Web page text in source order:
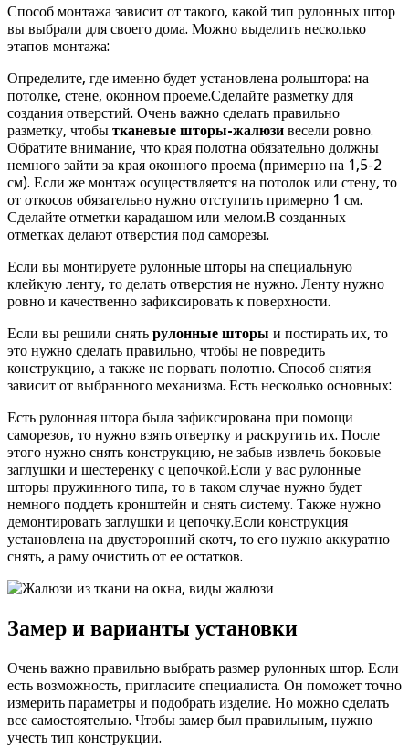
Способ монтажа зависит от такого, какой тип рулонных штор
вы выбрали для своего дома. Можно выделить несколько
этапов монтажа:
Определите, где именно будет установлена рольштора: на
потолке, стене, оконном проеме.Сделайте разметку для
создания отверстий. Очень важно сделать правильно
разметку, чтобы тканевые шторы-жалюзи весели ровно.
Обратите внимание, что края полотна обязательно должны
немного зайти за края оконного проема (примерно на 1,5-2
см). Если же монтаж осуществляется на потолок или стену, то
от откосов обязательно нужно отступить примерно 1 см.
Сделайте отметки карадашом или мелом.В созданных
отметках делают отверстия под саморезы.
Если вы монтируете рулонные шторы на специальную
клейкую ленту, то делать отверстия не нужно. Ленту нужно
ровно и качественно зафиксировать к поверхности.
Если вы решили снять рулонные шторы и постирать их, то
это нужно сделать правильно, чтобы не повредить
конструкцию, а также не порвать полотно. Способ снятия
зависит от выбранного механизма. Есть несколько основных:
Есть рулонная штора была зафиксирована при помощи
саморезов, то нужно взять отвертку и раскрутить их. После
этого нужно снять конструкцию, не забыв извлечь боковые
заглушки и шестеренку с цепочкой.Если у вас рулонные
шторы пружинного типа, то в таком случае нужно будет
немного поддеть кронштейн и снять систему. Также нужно
демонтировать заглушки и цепочку.Если конструкция
установлена на двусторонний скотч, то его нужно аккуратно
снять, а раму очистить от ее остатков.
Замер и варианты установки
Очень важно правильно выбрать размер рулонных штор. Если
есть возможность, пригласите специалиста. Он поможет точно
измерить параметры и подобрать изделие. Но можно сделать
все самостоятельно. Чтобы замер был правильным, нужно
учесть тип конструкции.